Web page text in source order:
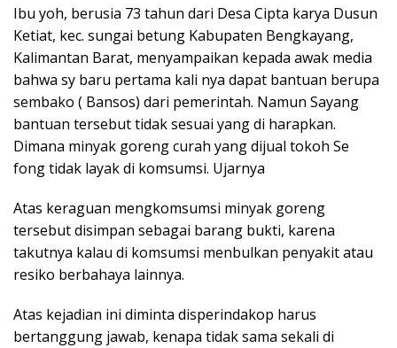
Ibu yoh, berusia 73 tahun dari Desa Cipta karya Dusun
Ketiat, kec. sungai betung Kabupaten Bengkayang,
Kalimantan Barat, menyampaikan kepada awak media
bahwa sy baru pertama kali nya dapat bantuan berupa
sembako ( Bansos) dari pemerintah. Namun Sayang
bantuan tersebut tidak sesuai yang di harapkan.
Dimana minyak goreng curah yang dijual tokoh Se
fong tidak layak di komsumsi. Ujarnya
Atas keraguan mengkomsumsi minyak goreng
tersebut disimpan sebagai barang bukti, karena
takutnya kalau di komsumsi menbulkan penyakit atau
resiko berbahaya lainnya.
Atas kejadian ini diminta disperindakop harus
bertanggung jawab, kenapa tidak sama sekali di